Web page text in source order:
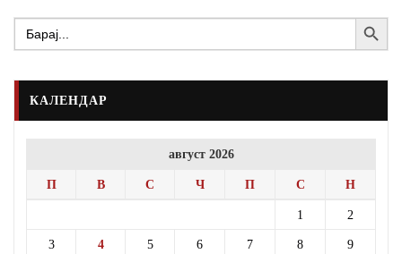
Search
for:
Search Button
КАЛЕНДАР
август 2026
П В С Ч П С Н
1 2
3 4 5 6 7 8 9